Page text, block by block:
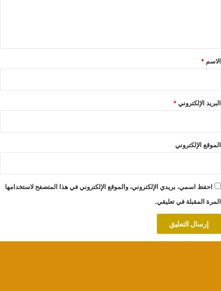
*
الاسم *
البريد الإلكتروني*
الموقع الإلكتروني
احفظ اسمي، بريدي الإلكتروني، والموقع الإلكتروني في هذا المتصفح لاستخدامها
المرة المقبلة في تعليقي.